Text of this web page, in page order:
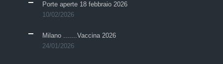
Porte aperte 18 febbraio 2026
10/02/2026
Milano .......Vaccina 2026
24/01/2026